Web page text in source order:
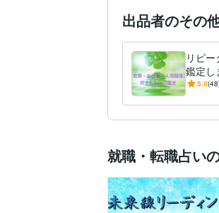
出品者のその
リピ
鑑定し
しをご
5.0
就職・転職占い